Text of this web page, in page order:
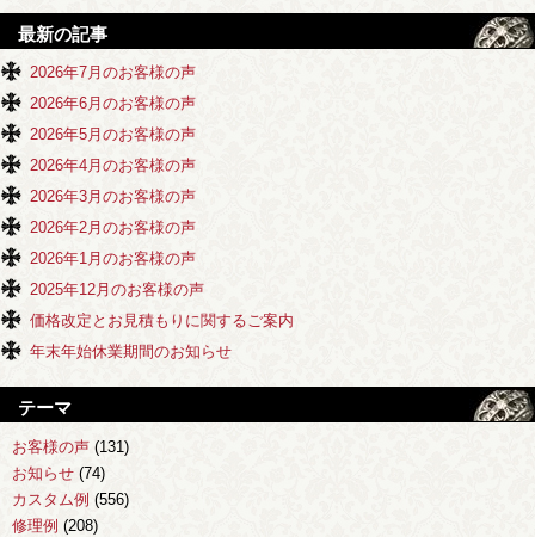
最新の記事
2026年7月のお客様の声
2026年6月のお客様の声
2026年5月のお客様の声
2026年4月のお客様の声
2026年3月のお客様の声
2026年2月のお客様の声
2026年1月のお客様の声
2025年12月のお客様の声
価格改定とお見積もりに関するご案内
年末年始休業期間のお知らせ
テーマ
お客様の声 (131)
お知らせ (74)
カスタム例 (556)
修理例 (208)